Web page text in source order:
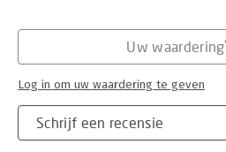
Schrijf een recensie
Uw waardering
Log in om uw waardering te geven